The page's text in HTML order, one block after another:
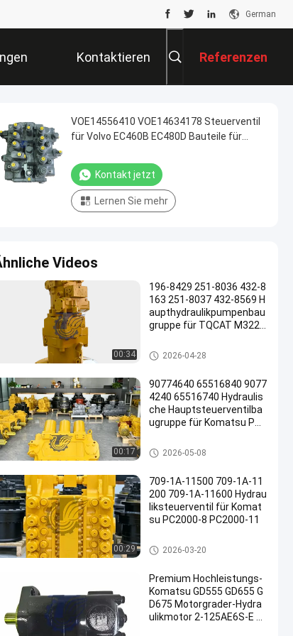
German
Kontaktieren
Sie Uns
Referenzen
VOE14556410 VOE14634178 Steuerventil
für Volvo EC460B EC480D Bauteile für
Kontakt jetzt
Lernen Sie mehr
Videos
00:34
196-8429 251-8036 432-8
163 251-8037 432-8569 H
aupthydraulikpumpenbau
gruppe für TQCAT M322D
Hochleistungsersatzteile
Bagger Hydraulic Pump
2026-04-28
00:17
90774640 65516840 9077
4240 65516740 Hydraulis
che Hauptsteuerventilba
ugruppe für Komatsu PC3
uper Large Mining Ersatzt
eile
Bagger Main Control Valve
2026-05-08
00:29
709-1A-11500 709-1A-11
200 709-1A-11600 Hydrau
liksteuerventil für Komat
su PC2000-8 PC2000-11
Bagger Main Control Valve
2026-03-20
Premium Hochleistungs-
Komatsu GD555 GD655 G
D675 Motorgrader-Hydra
ulikmotor 2-125AE6S-E 2